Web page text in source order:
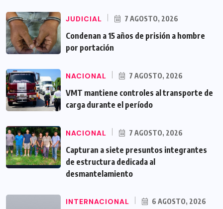
JUDICIAL 7 AGOSTO, 2026
Condenan a 15 años de prisión a hombre
por portación
NACIONAL 7 AGOSTO, 2026
VMT mantiene controles al transporte de
carga durante el período
NACIONAL 7 AGOSTO, 2026
Capturan a siete presuntos integrantes
de estructura dedicada al
desmantelamiento
INTERNACIONAL 6 AGOSTO, 2026